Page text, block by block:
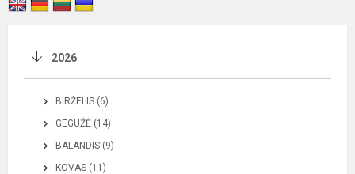
2026
BIRŽELIS (6)
GEGUŽĖ (14)
BALANDIS (9)
KOVAS (11)